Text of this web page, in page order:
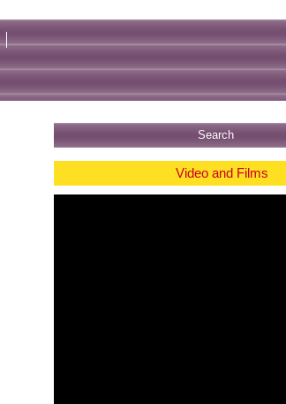
Video and Films